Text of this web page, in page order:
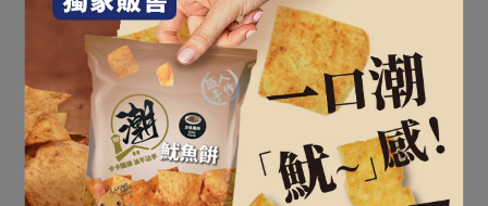
KAKA 珍四鮮 88g 冠軍魚
NT$120NT$140
KAKA 珍四鮮 88g 冠軍魷
(XO醬燒魷魚風味)
NT$120NT$149